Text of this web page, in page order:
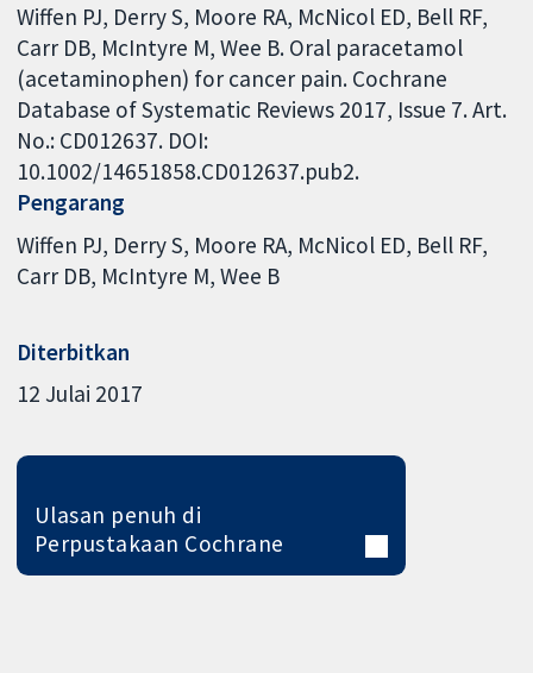
Wiffen PJ, Derry S, Moore RA, McNicol ED, Bell RF,
Carr DB, McIntyre M, Wee B. Oral paracetamol
(acetaminophen) for cancer pain. Cochrane
Database of Systematic Reviews 2017, Issue 7. Art.
No.: CD012637. DOI:
10.1002/14651858.CD012637.pub2.
Pengarang
Wiffen PJ Derry S Moore RA McNicol ED Bell RF
Carr DB McIntyre M Wee B
Diterbitkan
12 Julai 2017
Ulasan penuh di
Perpustakaan Cochrane